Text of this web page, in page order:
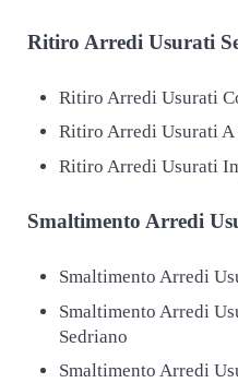
Ritiro Arredi Usurati
Ritiro Arredi Usurati
Ritiro Arredi Usurati
Ritiro Arredi Usurati
Smaltimento Arredi
Smaltimento Arredi
Smaltimento Arredi
Sedriano
Smaltimento Arredi